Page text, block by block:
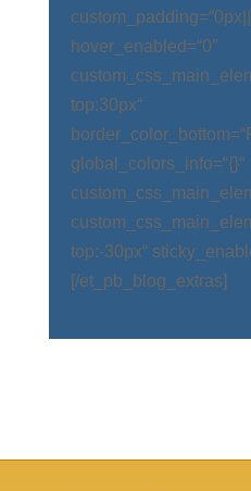
hover_enabled=“0″
top:30px“
global_colors_info=“{}“
top:-30px“
[/et_pb_blog_extras]